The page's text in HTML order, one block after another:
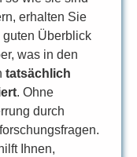
erhalten Sie
guten Überblick
was in den
tatsächlich
. Ohne
durch
Ihnen,